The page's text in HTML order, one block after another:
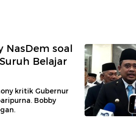
NasDem soal
Belajar
kritik Gubernur
Bobby